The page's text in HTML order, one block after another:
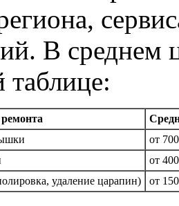
В среднем
от
от
удаление царапин)
от